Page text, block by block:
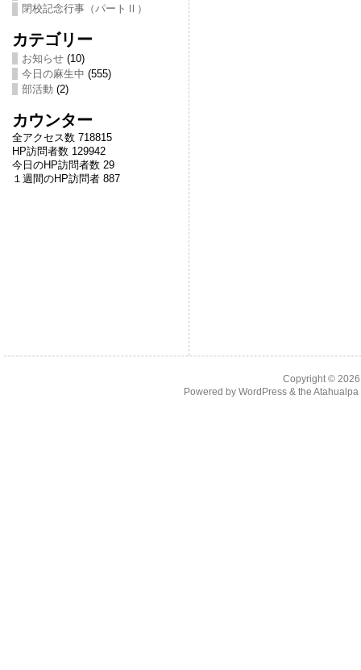
閉校記念行事（パートⅡ）
カテゴリー
お知らせ(10)
今日の麻生中 (555)
部活動 (2)
カウンター
全アクセス数 718815
HP訪問者数 129942
今日のHP訪問者数 29
１週間のHP訪問者 887
Copyright ©
Powered by WordPress& the Atahualpa